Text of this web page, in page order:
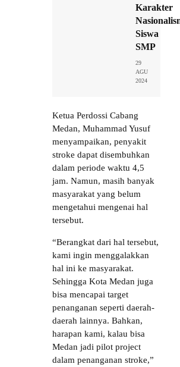
Karakter
Siswa
SMP
29
AGU
2024
Ketua Perdossi Cabang
Medan, Muhammad Yusuf
menyampaikan, penyakit
stroke dapat disembuhkan
dalam periode waktu 4,5
jam. Namun, masih banyak
masyarakat yang belum
mengetahui mengenai hal
tersebut.
“Berangkat dari hal tersebut,
kami ingin menggalakkan
hal ini ke masyarakat.
Sehingga Kota Medan juga
bisa mencapai target
penanganan seperti daerah-
daerah lainnya. Bahkan,
harapan kami, kalau bisa
Medan jadi pilot project
dalam penanganan stroke,”